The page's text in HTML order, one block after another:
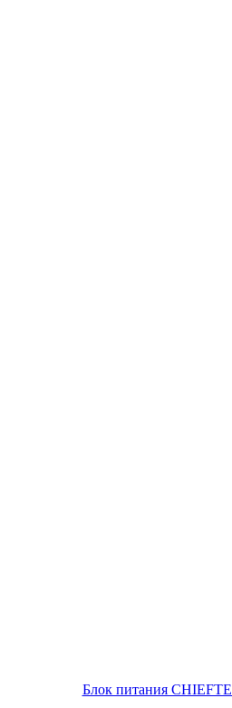
Блок питания